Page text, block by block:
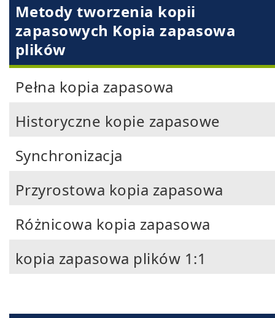
Metody tworzenia kopii
zapasowych Kopia zapasowa
plików
Pełna kopia zapasowa
Historyczne kopie zapasowe
Synchronizacja
Przyrostowa kopia zapasowa
Różnicowa kopia zapasowa
kopia zapasowa plików 1:1